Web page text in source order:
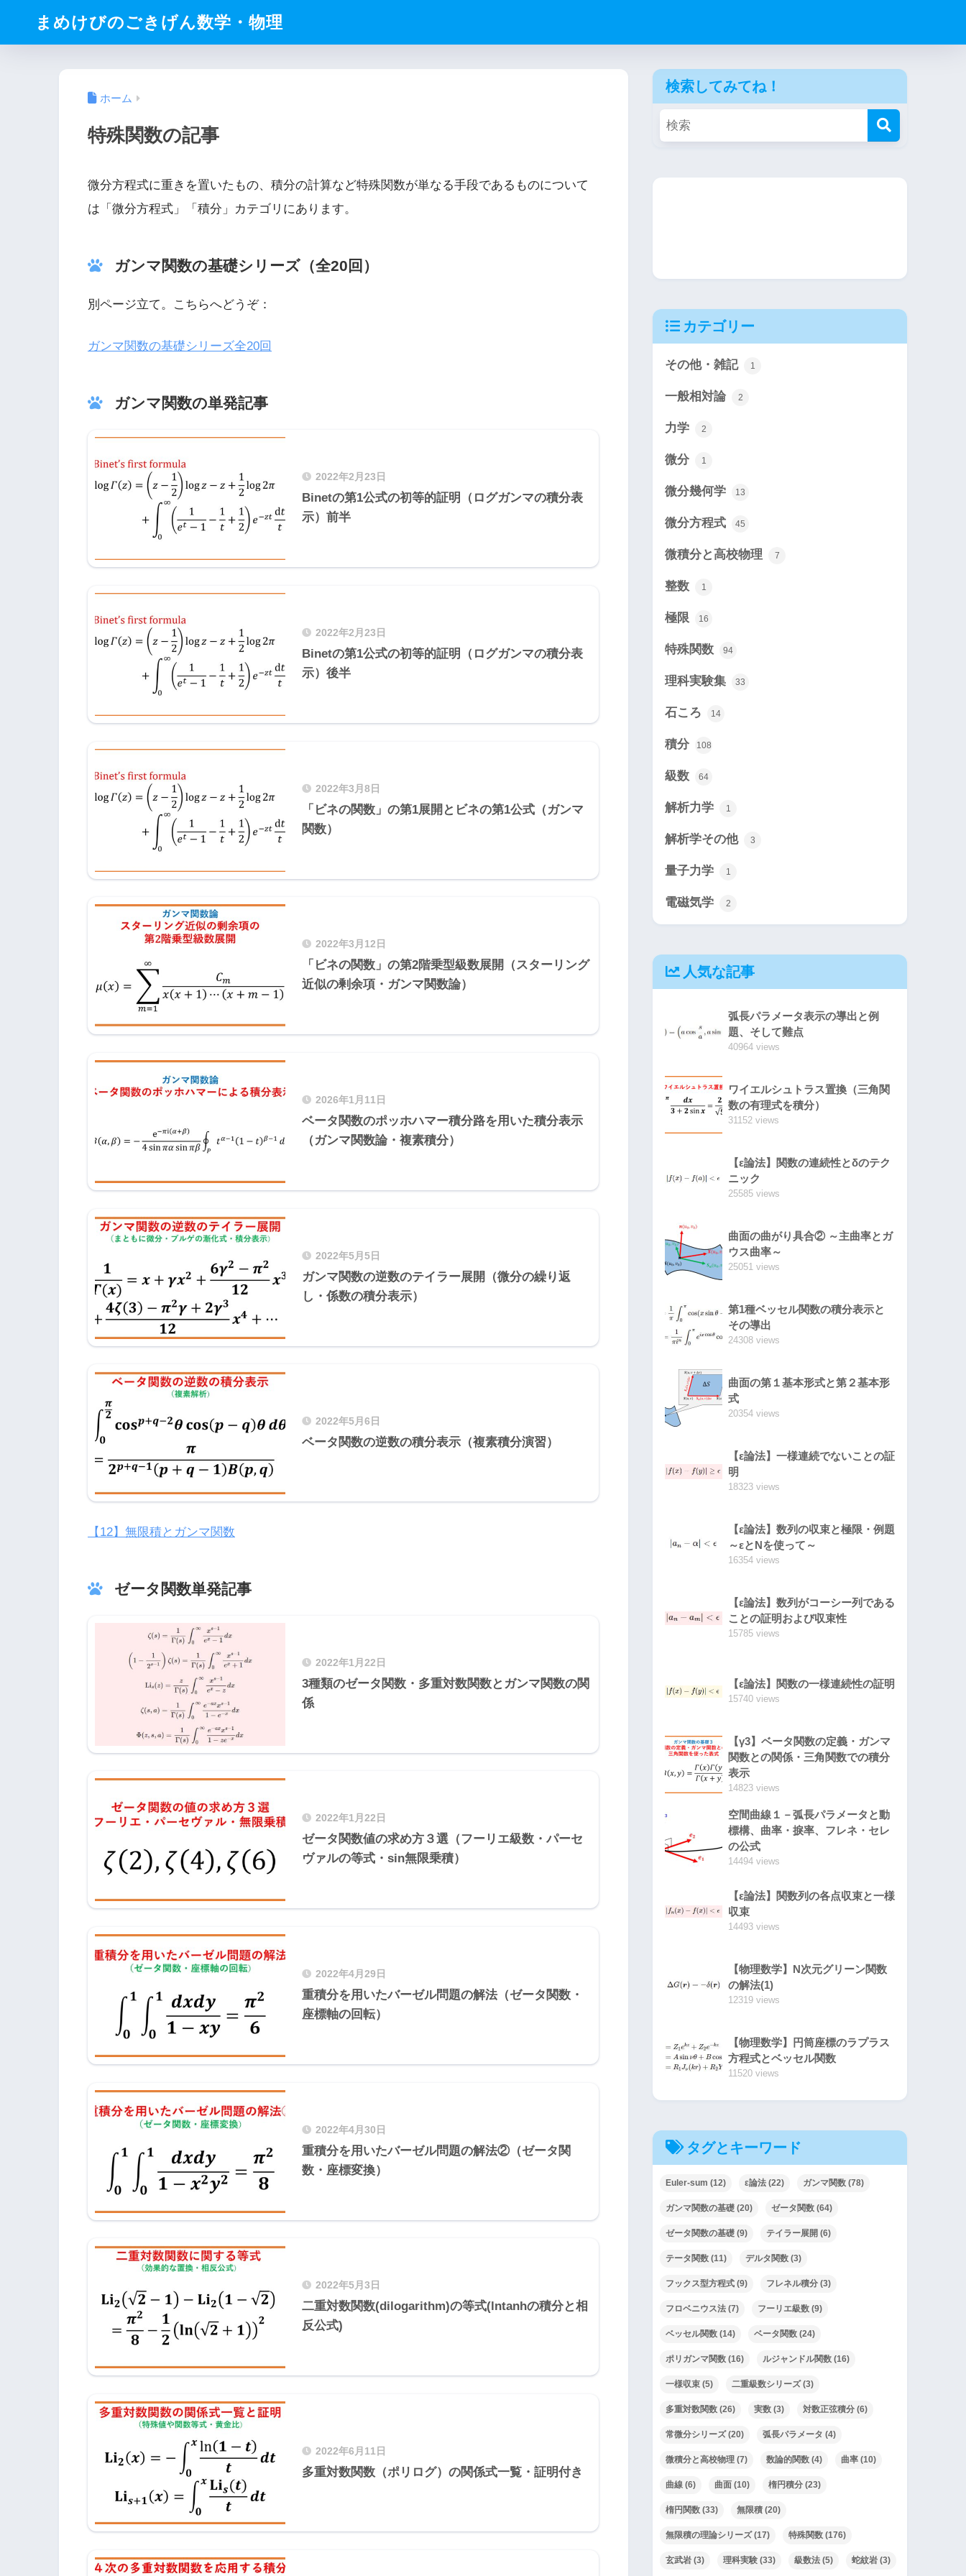
まめけびのごきげん数学・物理
ホーム
特殊関数の記事
微分方程式に重きを置いたもの、積分の計算など特殊関数が単なる手段であるものについて
は「微分方程式」「積分」カテゴリにあります。
ガンマ関数の基礎シリーズ（全20回）
別ページ立て。こちらへどうぞ：
ガンマ関数の基礎シリーズ全20回
ガンマ関数の単発記事
2022年2月23日
Binetの第1公式の初等的証明（ログガンマの積分表
示）前半
2022年2月23日
Binetの第1公式の初等的証明（ログガンマの積分表
示）後半
2022年3月8日
「ビネの関数」の第1展開とビネの第1公式（ガンマ
関数）
2022年3月12日
「ビネの関数」の第2階乗型級数展開（スターリング
近似の剰余項・ガンマ関数論）
2026年1月11日
ベータ関数のポッホハマー積分路を用いた積分表示
（ガンマ関数論・複素積分）
2022年5月5日
ガンマ関数の逆数のテイラー展開（微分の繰り返
し・係数の積分表示）
2022年5月6日
ベータ関数の逆数の積分表示（複素積分演習）
【12】無限積とガンマ関数
ゼータ関数単発記事
2022年1月22日
3種類のゼータ関数・多重対数関数とガンマ関数の関
係
2022年1月22日
ゼータ関数値の求め方３選（フーリエ級数・パーセ
ヴァルの等式・sin無限乗積）
2022年4月29日
重積分を用いたバーゼル問題の解法（ゼータ関数・
座標軸の回転）
2022年4月30日
重積分を用いたバーゼル問題の解法②（ゼータ関
数・座標変換）
2022年5月3日
二重対数関数(dilogarithm)の等式(lntanhの積分と相
反公式)
2022年6月11日
多重対数関数（ポリログ）の関係式一覧・証明付き
検索してみてね！
カテゴリー
その他・雑記 1
一般相対論 2
力学 2
微分 1
微分幾何学 13
微分方程式 45
微積分と高校物理 7
整数 1
極限 16
特殊関数 94
理科実験集 33
石ころ 14
積分 108
級数 64
解析力学 1
解析学その他 3
量子力学 1
電磁気学 2
人気な記事
弧長パラメータ表示の導出と例
題、そして難点
40964 views
ワイエルシュトラス置換（三角関
数の有理式を積分）
31152 views
【ε論法】関数の連続性とδのテク
ニック
25585 views
曲面の曲がり具合② ～主曲率とガ
ウス曲率～
25051 views
第1種ベッセル関数の積分表示と
その導出
24308 views
曲面の第１基本形式と第２基本形
式
20354 views
【ε論法】一様連続でないことの証
明
18323 views
【ε論法】数列の収束と極限・例題
～εとNを使って～
16354 views
【ε論法】数列がコーシー列である
ことの証明および収束性
15785 views
【ε論法】関数の一様連続性の証明
15740 views
【γ3】ベータ関数の定義・ガンマ
関数との関係・三角関数での積分
表示
14823 views
空間曲線１－弧長パラメータと動
標構、曲率・捩率、フレネ・セレ
の公式
14494 views
【ε論法】関数列の各点収束と一様
収束
14493 views
【物理数学】N次元グリーン関数
の解法(1)
12319 views
【物理数学】円筒座標のラプラス
方程式とベッセル関数
11520 views
タグとキーワード
Euler-sum (12) ε論法 (22) ガンマ関数 (78)
ガンマ関数の基礎 (20) ゼータ関数 (64)
ゼータ関数の基礎 (9) テイラー展開 (6)
テータ関数 (11) デルタ関数 (3)
フックス型方程式 (9) フレネル積分 (3)
フロベニウス法 (7) フーリエ級数 (9)
ベッセル関数 (14) ベータ関数 (24)
ポリガンマ関数 (16) ルジャンドル関数 (16)
一様収束 (5) 二重級数シリーズ(3)
多重対数関数 (26) 実数 (3) 対数正弦積分 (6)
常微分シリーズ(20) 弧長パラメータ (4)
微積分と高校物理 (7) 数論的関数 (4) 曲率 (10)
曲線 (6) 曲面 (10) 楕円積分 (23)
楕円関数 (33) 無限積 (20)
無限積の理論シリーズ(17) 特殊関数 (176)
玄武岩 (3) 理科実験 (33) 級数法 (5) 蛇紋岩 (3)